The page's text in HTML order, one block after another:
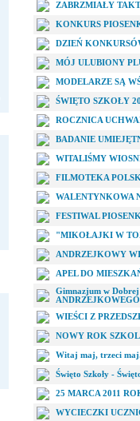
ZABRZMIAŁY
KONKURS
DZIEŃ
MÓJ ULUBIONY
MODELARZE SĄ
ŚWIĘTO SZKOŁY
ROCZNICA
BADANIE
WITALIŚMY
FILMOTEKA
WALENTYNKOWA
FESTIWAL
"MIKOŁAJKI W
ANDRZEJKOWY
APEL DO
Gimnazjum w Dobrej
WIEŚCI Z
NOWY ROK
Witaj maj, trzeci
Święto Szkoły -
25 MARCA 2011
WYCIECZKI